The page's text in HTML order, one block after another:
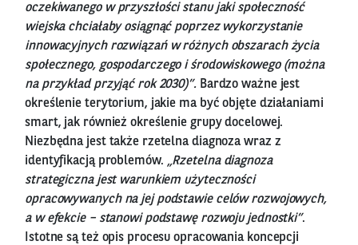
oczekiwanego w przyszłości stanu jaki społeczność
wiejska chciałaby osiągnąć poprzez wykorzystanie
innowacyjnych rozwiązań w różnych obszarach życia
społecznego, gospodarczego i środowiskowego (można
na przykład przyjąć rok 2030)”.Bardzo ważne jest
określenie terytorium, jakie ma być objęte działaniami
smart, jak również określenie grupy docelowej.
Niezbędna jest także rzetelna diagnoza wraz z
identyfikacją problemów. „Rzetelna diagnoza
strategiczna jest warunkiem użyteczności
opracowywanych na jej podstawie celów rozwojowych,
a w efekcie – stanowi podstawę rozwoju jednostki”.
Istotne są też opis procesu opracowania koncepcji